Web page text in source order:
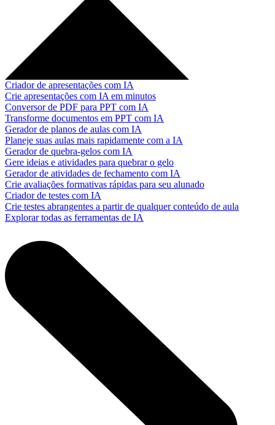
Criador de apresentações com IA
Crie apresentações com IA em minutos
Conversor de PDF para PPT com IA
Transforme documentos em PPT com IA
Gerador de planos de aulas com IA
Planeje suas aulas mais rapidamente com a IA
Gerador de quebra-gelos com IA
Gere ideias e atividades para quebrar o gelo
Gerador de atividades de fechamento com IA
Crie avaliações formativas rápidas para seu alunado
Criador de testes com IA
Crie testes abrangentes a partir de qualquer conteúdo de aula
Explorar todas as ferramentas de IA